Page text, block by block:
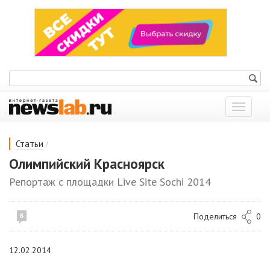
Показать
меню
Статьи /
Олимпийский Красноярск
Репортаж с площадки Live Site Sochi 2014
6 Поделиться 0
12.02.2014